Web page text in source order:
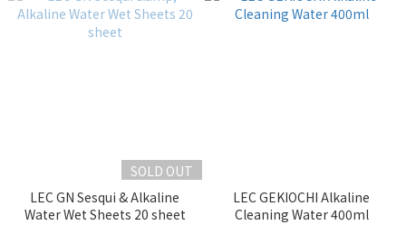
SOLD OUT
LEC GN Sesqui & Alkaline
Water Wet Sheets 20 sheet
LEC GEKIOCHI Alkaline
Cleaning Water 400ml